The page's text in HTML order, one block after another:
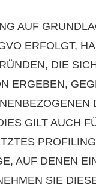
AUF
ERFOLGT,
DIE
ERGEBEN,
GILT AUCH
AUF DENEN
SIE